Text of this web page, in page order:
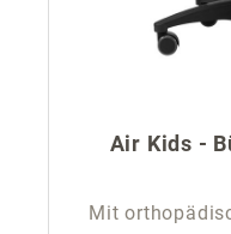
Air Kids -
Mit